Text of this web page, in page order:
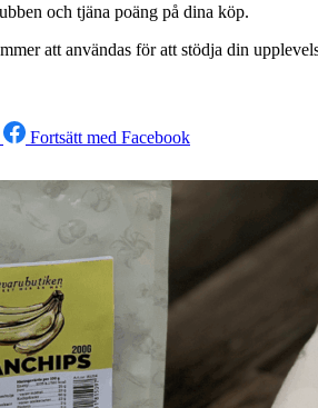
och tjäna poäng på dina köp.
att användas för att stödja din
Fortsätt med Facebook